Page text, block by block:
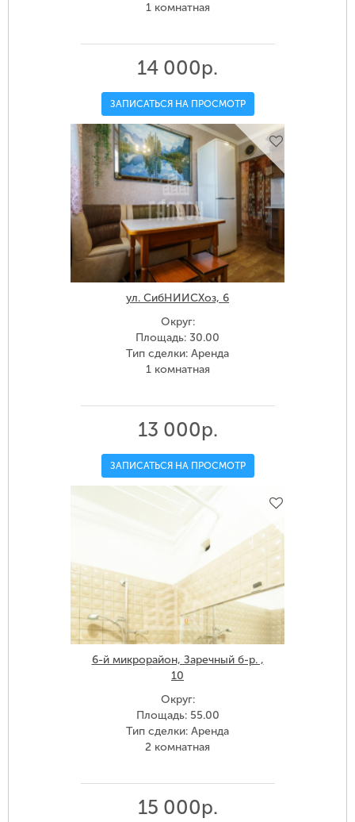
1 комнатная
14 000р.
ЗАПИСАТЬСЯ НА ПРОСМОТР
ул. СибНИИСХоз, 6
Округ:
Площадь: 30.00
Тип сделки: Аренда
1 комнатная
13 000р.
ЗАПИСАТЬСЯ НА ПРОСМОТР
6-й микрорайон, Заречный б-р. ,
10
Округ:
Площадь: 55.00
Тип сделки: Аренда
2 комнатная
15 000р.